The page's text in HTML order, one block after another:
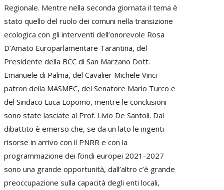
Regionale. Mentre nella seconda giornata il tema è
stato quello del ruolo dei comuni nella transizione
ecologica con gli interventi dell’onorevole Rosa
D’Amato Europarlamentare Tarantina, del
Presidente della BCC di San Marzano Dott.
Emanuele di Palma, del Cavalier Michele Vinci
patron della MASMEC, del Senatore Mario Turco e
del Sindaco Luca Lopomo, mentre le conclusioni
sono state lasciate al Prof. Livio De Santoli. Dal
dibattito è emerso che, se da un lato le ingenti
risorse in arrivo con il PNRR e con la
programmazione dei fondi europei 2021-2027
sono una grande opportunità, dall’altro c’è grande
preoccupazione sulla capacità degli enti locali,